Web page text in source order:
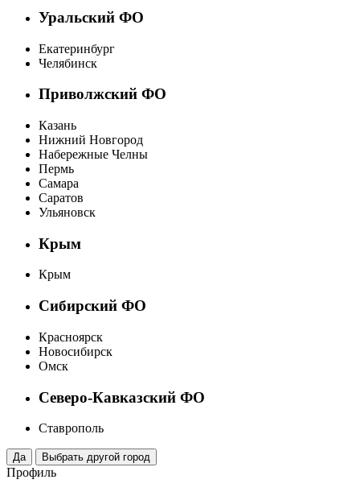
Уральский ФО
Екатеринбург
Челябинск
Приволжский ФО
Казань
Нижний Новгород
Набережные Челны
Пермь
Самара
Саратов
Ульяновск
Крым
Крым
Сибирский ФО
Красноярск
Новосибирск
Омск
Северо-Кавказский ФО
Ставрополь
Профиль